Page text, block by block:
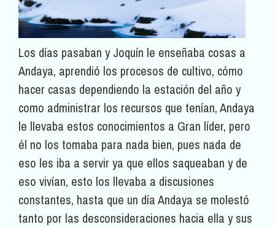
Los días pasaban y Joquín le enseñaba cosas a
Andaya, aprendió los procesos de cultivo, cómo
hacer casas dependiendo la estación del año y
como administrar los recursos que tenían, Andaya
le llevaba estos conocimientos a Gran líder, pero
él no los tomaba para nada bien, pues nada de
eso les iba a servir ya que ellos saqueaban y de
eso vivían, esto los llevaba a discusiones
constantes, hasta que un día Andaya se molestó
tanto por las desconsideraciones hacia ella y sus